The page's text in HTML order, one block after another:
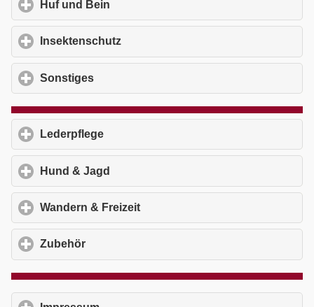
Huf und Bein
Insektenschutz
Sonstiges
Lederpflege
Hund & Jagd
Wandern & Freizeit
Zubehör